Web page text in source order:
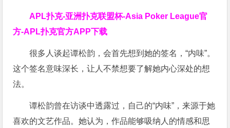
APL扑克-亚洲扑克联盟杯-Asia Poker League官
方-APL扑克官方APP下载
很多人谈起谭松韵，会首先想到她的签名，“内味”。
这个签名意味深长，让人不禁想要了解她内心深处的想
法。
谭松韵曾在访谈中透露过，自己的“内味”，来源于她
喜欢的文艺作品。她认为，作品能够吸纳人的情感和思